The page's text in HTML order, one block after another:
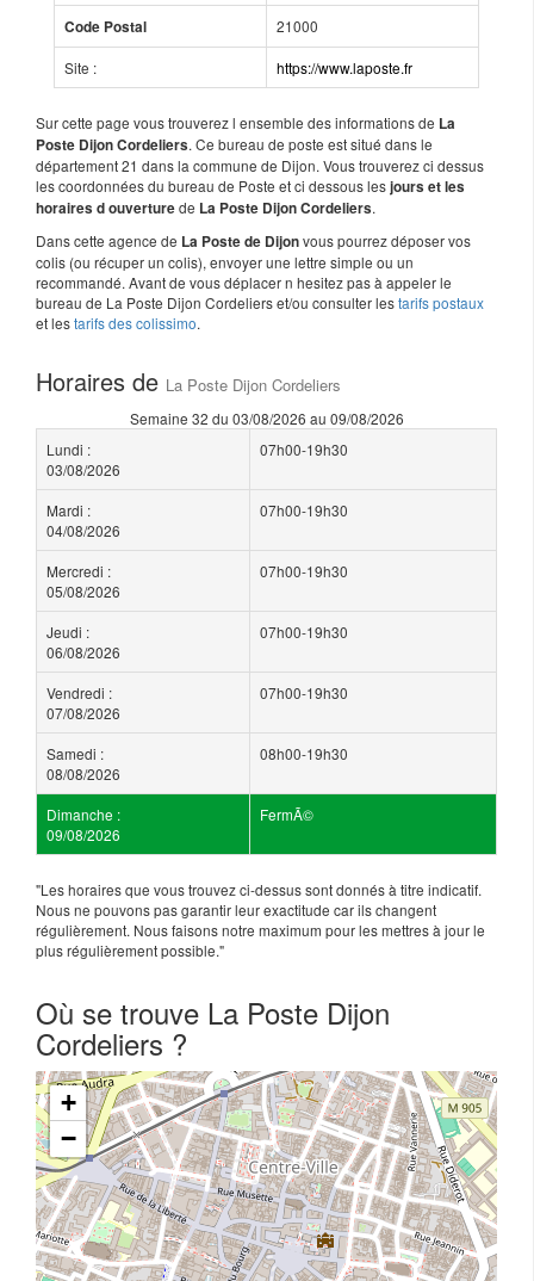
Code Postal 21000
Site : https://www.laposte.fr
Sur cette page vous trouverez l ensemble des informations de La
Poste Dijon Cordeliers. Ce bureau de poste est situé dans le
département 21 dans la commune de Dijon. Vous trouverez ci dessus
les coordonnées du bureau de Poste et ci dessous lesjours et les
horaires d ouverturede La Poste Dijon Cordeliers.
Dans cette agence de La Poste de Dijonvous pourrez déposer vos
colis (ou récuper un colis), envoyer une lettre simple ou un
recommandé. Avant de vous déplacer n hesitez pas à appeler le
bureau de La Poste Dijon Cordeliers et/ou consulter lestarifs postaux
et lestarifs des colissimo.
Horaires de La Poste Dijon Cordeliers
Semaine 32 du 03/08/2026 au 09/08/2026
Lundi :
03/08/2026
07h00-19h30
Mardi :
04/08/2026
07h00-19h30
Mercredi :
05/08/2026
07h00-19h30
Jeudi :
06/08/2026
07h00-19h30
Vendredi :
07/08/2026
07h00-19h30
Samedi :
08/08/2026
08h00-19h30
Dimanche :
09/08/2026
FermÃ©
"Les horaires que vous trouvez ci-dessus sont donnés à titre indicatif.
Nous ne pouvons pas garantir leur exactitude car ils changent
régulièrement. Nous faisons notre maximum pour les mettres à jour le
plus régulièrement possible."
Où se trouve La Poste Dijon
Cordeliers ?
+
−